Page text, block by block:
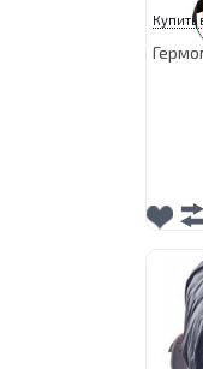
Купить